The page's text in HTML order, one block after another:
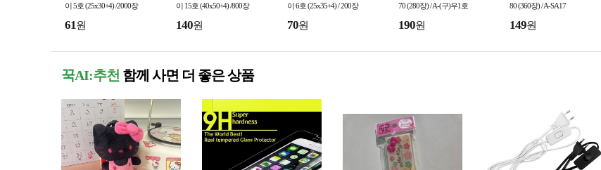
이 5호 (25x30+4) /2000장
61원
이 15호 (40x50+4) /800장
140원
이 6호 (25x35+4) / 200장
70원
70 (280장) / A-(구)우1호
190원
80 (360장) / A-SA17
149원
꾹AI:추천 함께 사면 더 좋은 상품